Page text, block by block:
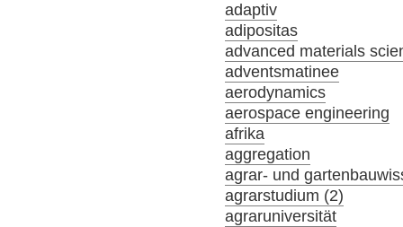
adaptiv
adipositas
advanced materials
adventsmatinee
aerodynamics
aerospace engineering
afrika
aggregation
agrar- und
agrarstudium (2)
agraruniversität